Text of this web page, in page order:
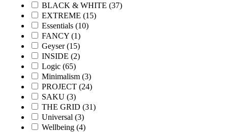
BLACK & WHITE (37)
EXTREME (15)
Essentials (10)
FANCY (1)
Geyser(15)
INSIDE (2)
Logic (65)
Minimalism (3)
PROJECT (24)
SAKU (3)
THE GRID (31)
Universal (3)
Wellbeing (4)